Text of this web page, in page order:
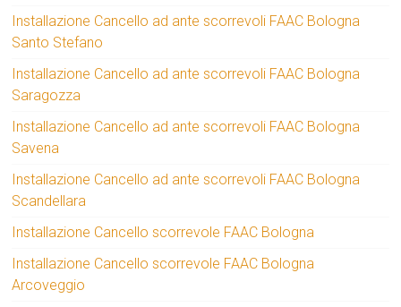
Installazione Cancello ad ante scorrevoli FAAC Bologna
Santo Stefano
Installazione Cancello ad ante scorrevoli FAAC Bologna
Saragozza
Installazione Cancello ad ante scorrevoli FAAC Bologna
Savena
Installazione Cancello ad ante scorrevoli FAAC Bologna
Scandellara
Installazione Cancello scorrevole FAAC Bologna
Installazione Cancello scorrevole FAAC Bologna
Arcoveggio